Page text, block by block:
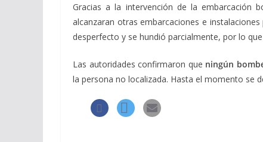
Gracias a la intervención de la embarcación
alcanzaran otras embarcaciones e
desperfecto y se hundió parcialmente, por lo
Las autoridades confirmaron que ningún
la persona no localizada. Hasta el momento se